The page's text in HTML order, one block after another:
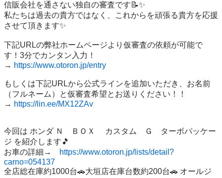
信販会社を通さない独自の審査です📝✨
私たちは過去の貴方ではなく、これからを頑張る貴方を応援
させて頂きます✨
下記URLの弊社ホームページより仮審査の依頼が可能で
す！3分でカンタン入力！
→ https://www.otoron.jp/entry
もしくは下記URLから公式ラインを追加いただき、お名前
（フルネーム）と仮審査希望とお送りください！！
→ https://lin.ee/MX12ZAv
今回は ホンダ Ｎ　ＢＯＸ 　カスタム　Ｇ　ターボパッケー
ジ を紹介します🎵
お車の詳細→
https://www.otoron.jp/lists/detail?
carno=054137
全店総在庫約1000台🚗大垣店在庫台数約200台🚗 オールジ